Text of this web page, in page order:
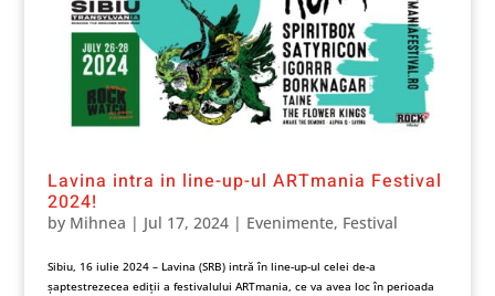
Lavina intra in line-up-ul ARTmania Festival
2024!
by Mihnea | Jul 17, 2024| Evenimente, Festival
Sibiu, 16 iulie 2024 – Lavina (SRB) intră în line-up-ul celei de-a
șaptestrezecea ediții a festivalului ARTmania, ce va avea loc în perioada